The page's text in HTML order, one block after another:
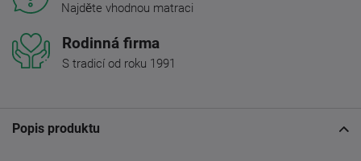
Najděte vhodnou matraci
Rodinná firma
S tradicí od roku 1991
Popis produktu